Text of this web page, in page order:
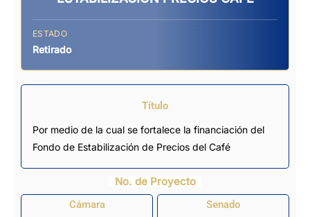
ESTADO
Retirado
Título
Por medio de la cual se fortalece la financiación del
Fondo de Estabilización de Precios del Café
No. de Proyecto
Cámara Senado